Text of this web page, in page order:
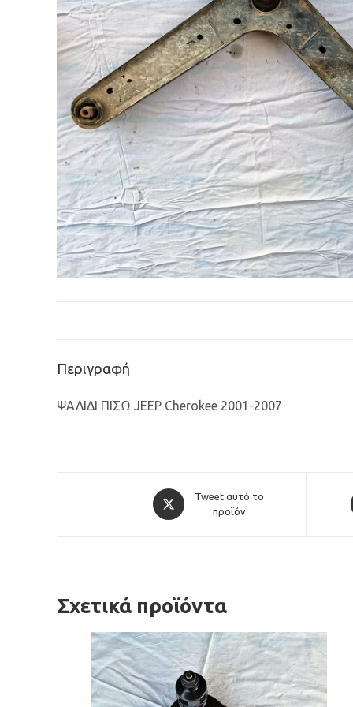
Περιγραφή
ΨΑΛΙΔΙ ΠΙΣΩ JEEP Cherokee 2001-2007
Opens
in
Tweet αυτό το
προϊόν
Σχετικά προϊόντα